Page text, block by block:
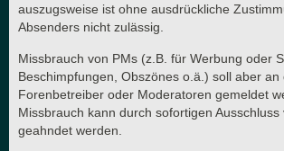
auszugsweise ist ohne ausdrückliche
Absenders nicht zulässig.
Missbrauch von PMs (z.B. für Werbung oder
Beschimpfungen, Obszönes o.ä.) soll aber an
Forenbetreiber oder Moderatoren gemeldet
Missbrauch kann durch sofortigen
geahndet werden.